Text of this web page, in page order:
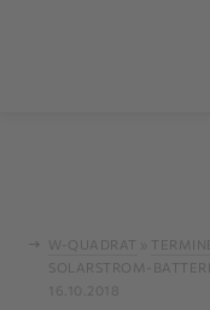
W-QUADRAT
SOLARSTROM-
16.10.2018